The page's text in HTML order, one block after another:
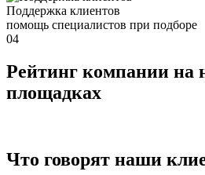
Поддержка клиентов
помощь специалистов при подборе
04
Рейтинг компании на
площадках
Что говорят наши